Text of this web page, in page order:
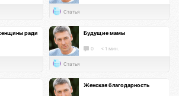
Статья
ради
Будущие мамы
0 < 1 мин.
Статья
Женская благодарность